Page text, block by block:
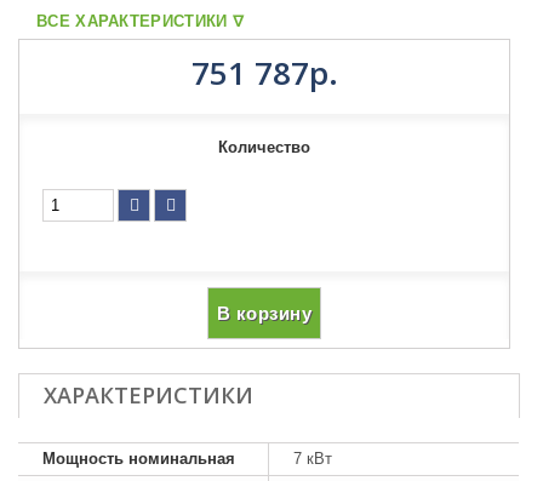
ВСЕ ХАРАКТЕРИСТИКИ ᐁ
751 787р.
Количество
В корзину
ХАРАКТЕРИСТИКИ
Мощность номинальная
7 кВт